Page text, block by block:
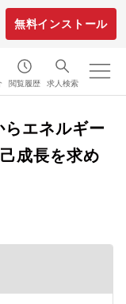
無料インストール
閲覧履歴 求人検索
エネルギー
成長を求め